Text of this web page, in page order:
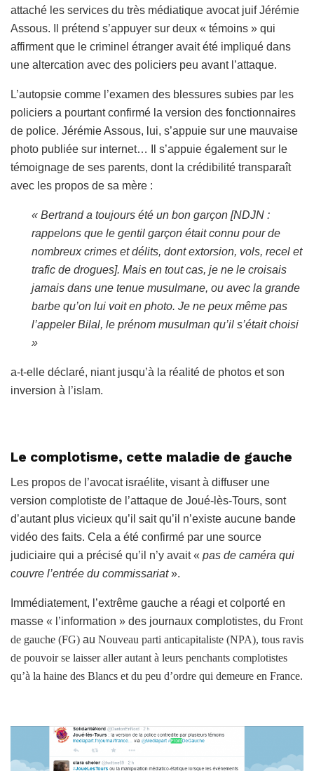
attaché les services du très médiatique avocat juif Jérémie
Assous. Il prétend s’appuyer sur deux « témoins » qui
affirment que le criminel étranger avait été impliqué dans
une altercation avec des policiers peu avant l’attaque.
L’autopsie comme l’examen des blessures subies par les
policiers a pourtant confirmé la version des fonctionnaires
de police. Jérémie Assous, lui, s’appuie sur une mauvaise
photo publiée sur internet… Il s’appuie également sur le
témoignage de ses parents, dont la crédibilité transparaît
avec les propos de sa mère :
« Bertrand a toujours été un bon garçon [NDJN :
rappelons que le gentil garçon était connu pour de
nombreux crimes et délits, dont extorsion, vols, recel et
trafic de drogues]. Mais en tout cas, je ne le croisais
jamais dans une tenue musulmane, ou avec la grande
barbe qu’on lui voit en photo. Je ne peux même pas
l’appeler Bilal, le prénom musulman qu’il s’était choisi
»
a-t-elle déclaré, niant jusqu’à la réalité de photos et son
inversion à l’islam.
Le complotisme, cette maladie de gauche
Les propos de l’avocat israélite, visant à diffuser une
version complotiste de l’attaque de Joué-lès-Tours, sont
d’autant plus vicieux qu’il sait qu’il n’existe aucune bande
vidéo des faits. Cela a été confirmé par une source
judiciaire qui a précisé qu’il n’y avait « pas de caméra qui
couvre l’entrée du commissariat».
Immédiatement, l’extrême gauche a réagi et colporté en
masse « l’information » des journaux complotistes, du Front
de gauche (FG) au Nouveau parti anticapitaliste (NPA), tous ravis
de pouvoir se laisser aller autant à leurs penchants complotistes
qu’à la haine des Blancs et du peu d’ordre qui demeure en France.